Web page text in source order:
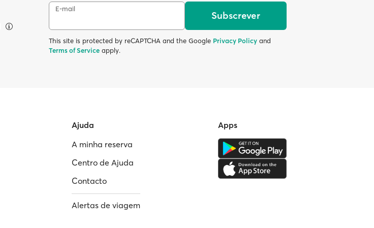
E-mail
Subscrever
This site is protected by reCAPTCHA and the Google Privacy Policy and
Terms of Service apply.
Ajuda
A minha reserva
Centro de Ajuda
Contacto
Alertas de viagem
Apps